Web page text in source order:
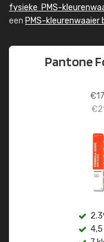
fysieke PMS-
een PMS-kleurenwaaier
Pantone
€
€